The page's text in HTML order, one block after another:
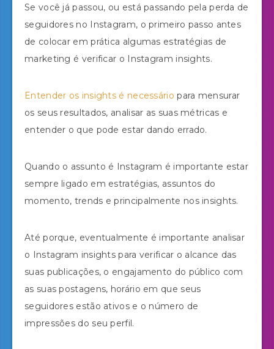
Se você já passou, ou está passando pela perda de
seguidores no Instagram, o primeiro passo antes
de colocar em prática algumas estratégias de
marketing é verificar o Instagram insights.
Entender os insights é necessário para mensurar
os seus resultados, analisar as suas métricas e
entender o que pode estar dando errado.
Quando o assunto é Instagram é importante estar
sempre ligado em estratégias, assuntos do
momento, trends e principalmente nos insights.
Até porque, eventualmente é importante analisar
o Instagram insights para verificar o alcance das
suas publicações, o engajamento do público com
as suas postagens, horário em que seus
seguidores estão ativos e o número de
impressões do seu perfil.